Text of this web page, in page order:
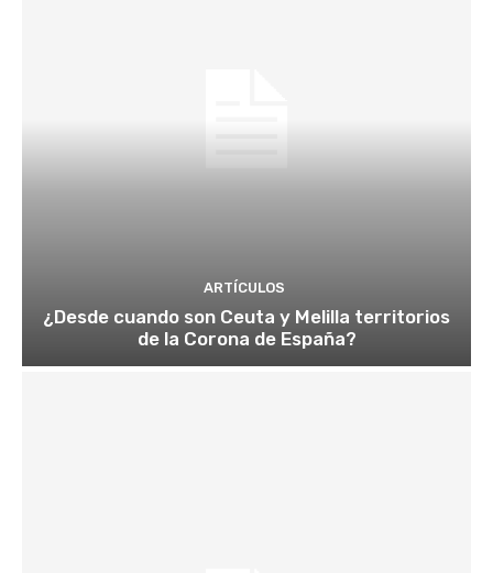
ARTÍCULOS
¿Desde cuando son Ceuta y Melilla territorios
de la Corona de España?